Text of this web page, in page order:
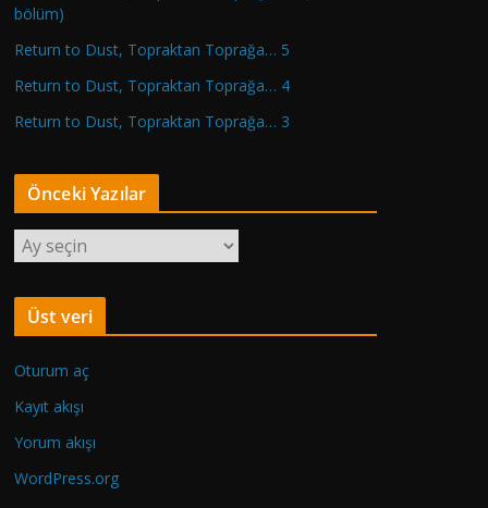
bölüm)
Return to Dust, Topraktan Toprağa… 5
Return to Dust, Topraktan Toprağa… 4
Return to Dust, Topraktan Toprağa… 3
Önceki Yazılar
Ö
n
c
i
Y
a
ı
Üst veri
Oturum aç
Kayıt akışı
Yorum akışı
WordPress.org